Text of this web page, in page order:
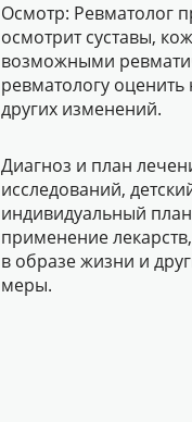
Осмотр: Ревматолог
осмотрит суставы,
возможными
ревматологу
других изменений.
Диагноз и план
исследований,
индивидуальный
применение
в образе жизни и
меры.